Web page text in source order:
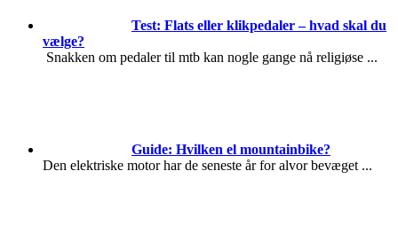
Test: Flats eller klikpedaler – hvad skal du
vælge?
Snakken om pedaler til mtb kan nogle gange nå religiøse ...
Guide: Hvilken el mountainbike?
Den elektriske motor har de seneste år for alvor bevæget ...